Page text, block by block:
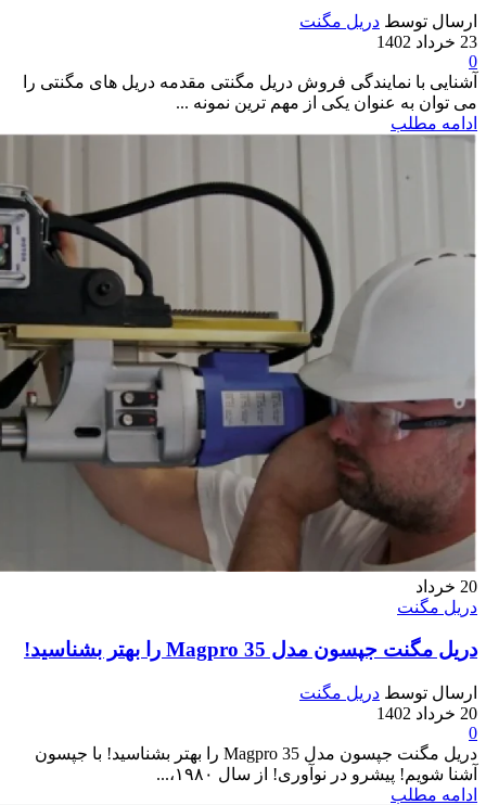
ارسال توسط دریل مگنت
23 خرداد 1402
0
آشنایی با نمایندگی فروش دریل مگنتی مقدمه دریل های مگنتی را
می توان به عنوان یکی از مهم ترین نمونه ...
ادامه مطلب
20 خرداد
دریل مگنت
دریل مگنت جپسون مدل Magpro 35 را بهتر بشناسید!
ارسال توسط دریل مگنت
20 خرداد 1402
0
دریل مگنت جپسون مدل Magpro 35 را بهتر بشناسید! با جپسون
آشنا شویم! پیشرو در نوآوری! از سال ۱۹۸۰،...
ادامه مطلب